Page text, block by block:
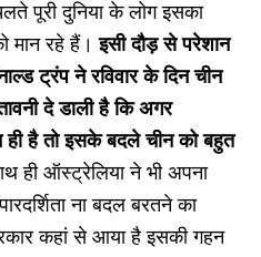
पूरी दुनिया के लोग इसका
मान रहे हैं।इसी दौड़ से परेशान
ट्रंप ने रविवार के दिन चीन
दे डाली है कि अगर
ही है तो इसके बदले चीन को बहुत
ही ऑस्ट्रेलिया ने भी अपना
ना बदल बरतने का
कहां से आया है इसकी गहन